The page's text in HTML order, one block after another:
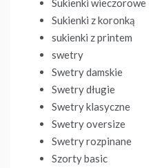
Sukienki z koronką
sukienki z printem
swetry
Swetry damskie
Swetry długie
Swetry klasyczne
Swetry oversize
Swetry rozpinane
Szorty basic